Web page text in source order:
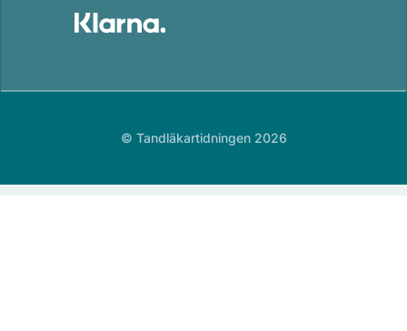
© Tandläkartidningen 2026